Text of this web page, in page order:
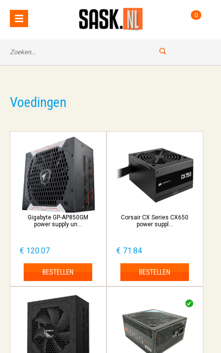
0
Voedingen
Gigabyte GP-AP850GM
power supply un...
€ 120.07
BESTELLEN
Corsair CX Series CX650
power suppl...
€ 71.84
BESTELLEN